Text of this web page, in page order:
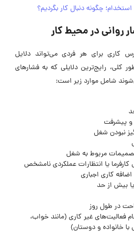
چگونه دنبال کار بگردیم؟
روانی در محیط کار
کاری برای هر فردی می‌تواند دلایل
کلی، رایج‌ترین دلایلی که به فشارهای
شامل موارد زیر است:
پیشرفت
نبودن شغل
مربوط به شغل
یا انتظارات عملکردی نامشخص
کاری اجباری
بیش از حد
در طول روز
فعالیت‌های غیر کاری (مانند خواب،
خانواده و دوستان)